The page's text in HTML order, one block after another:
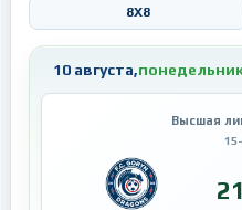
8X8
10 августа,
Высшая